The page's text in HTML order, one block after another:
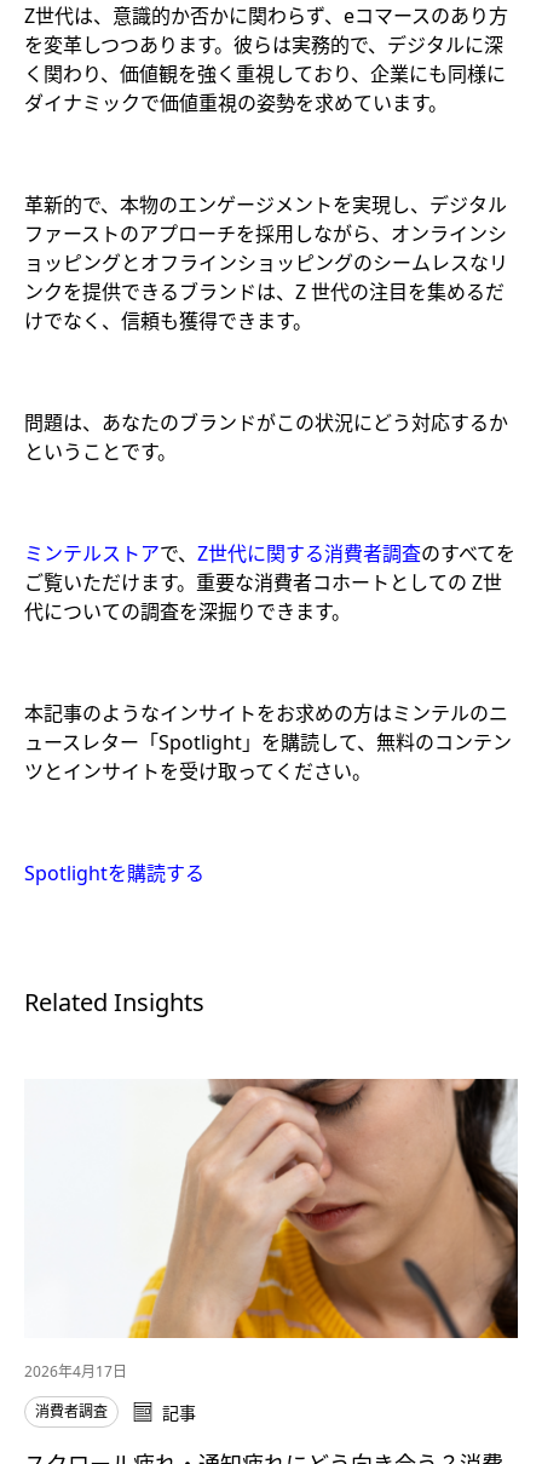
Z世代は、意識的か否かに関わらず、eコマースのあり方
を変革しつつあります。彼らは実務的で、デジタルに深
く関わり、価値観を強く重視しており、企業にも同様に
ダイナミックで価値重視の姿勢を求めています。
革新的で、本物のエンゲージメントを実現し、デジタル
ファーストのアプローチを採用しながら、オンラインシ
ョッピングとオフラインショッピングのシームレスなリ
ンクを提供できるブランドは、Z 世代の注目を集めるだ
けでなく、信頼も獲得できます。
問題は、あなたのブランドがこの状況にどう対応するか
ということです。
ミンテルストアで、 Z世代に関する消費者調査のすべてを
ご覧いただけます。重要な消費者コホートとしての Z世
代についての調査を深掘りできます。
本記事のようなインサイトをお求めの方はミンテルのニ
ュースレター「Spotlight」を購読して、無料のコンテン
ツとインサイトを受け取ってください。
Spotlightを購読する
Related Insights
2026年4月17日
消費者調査
記事